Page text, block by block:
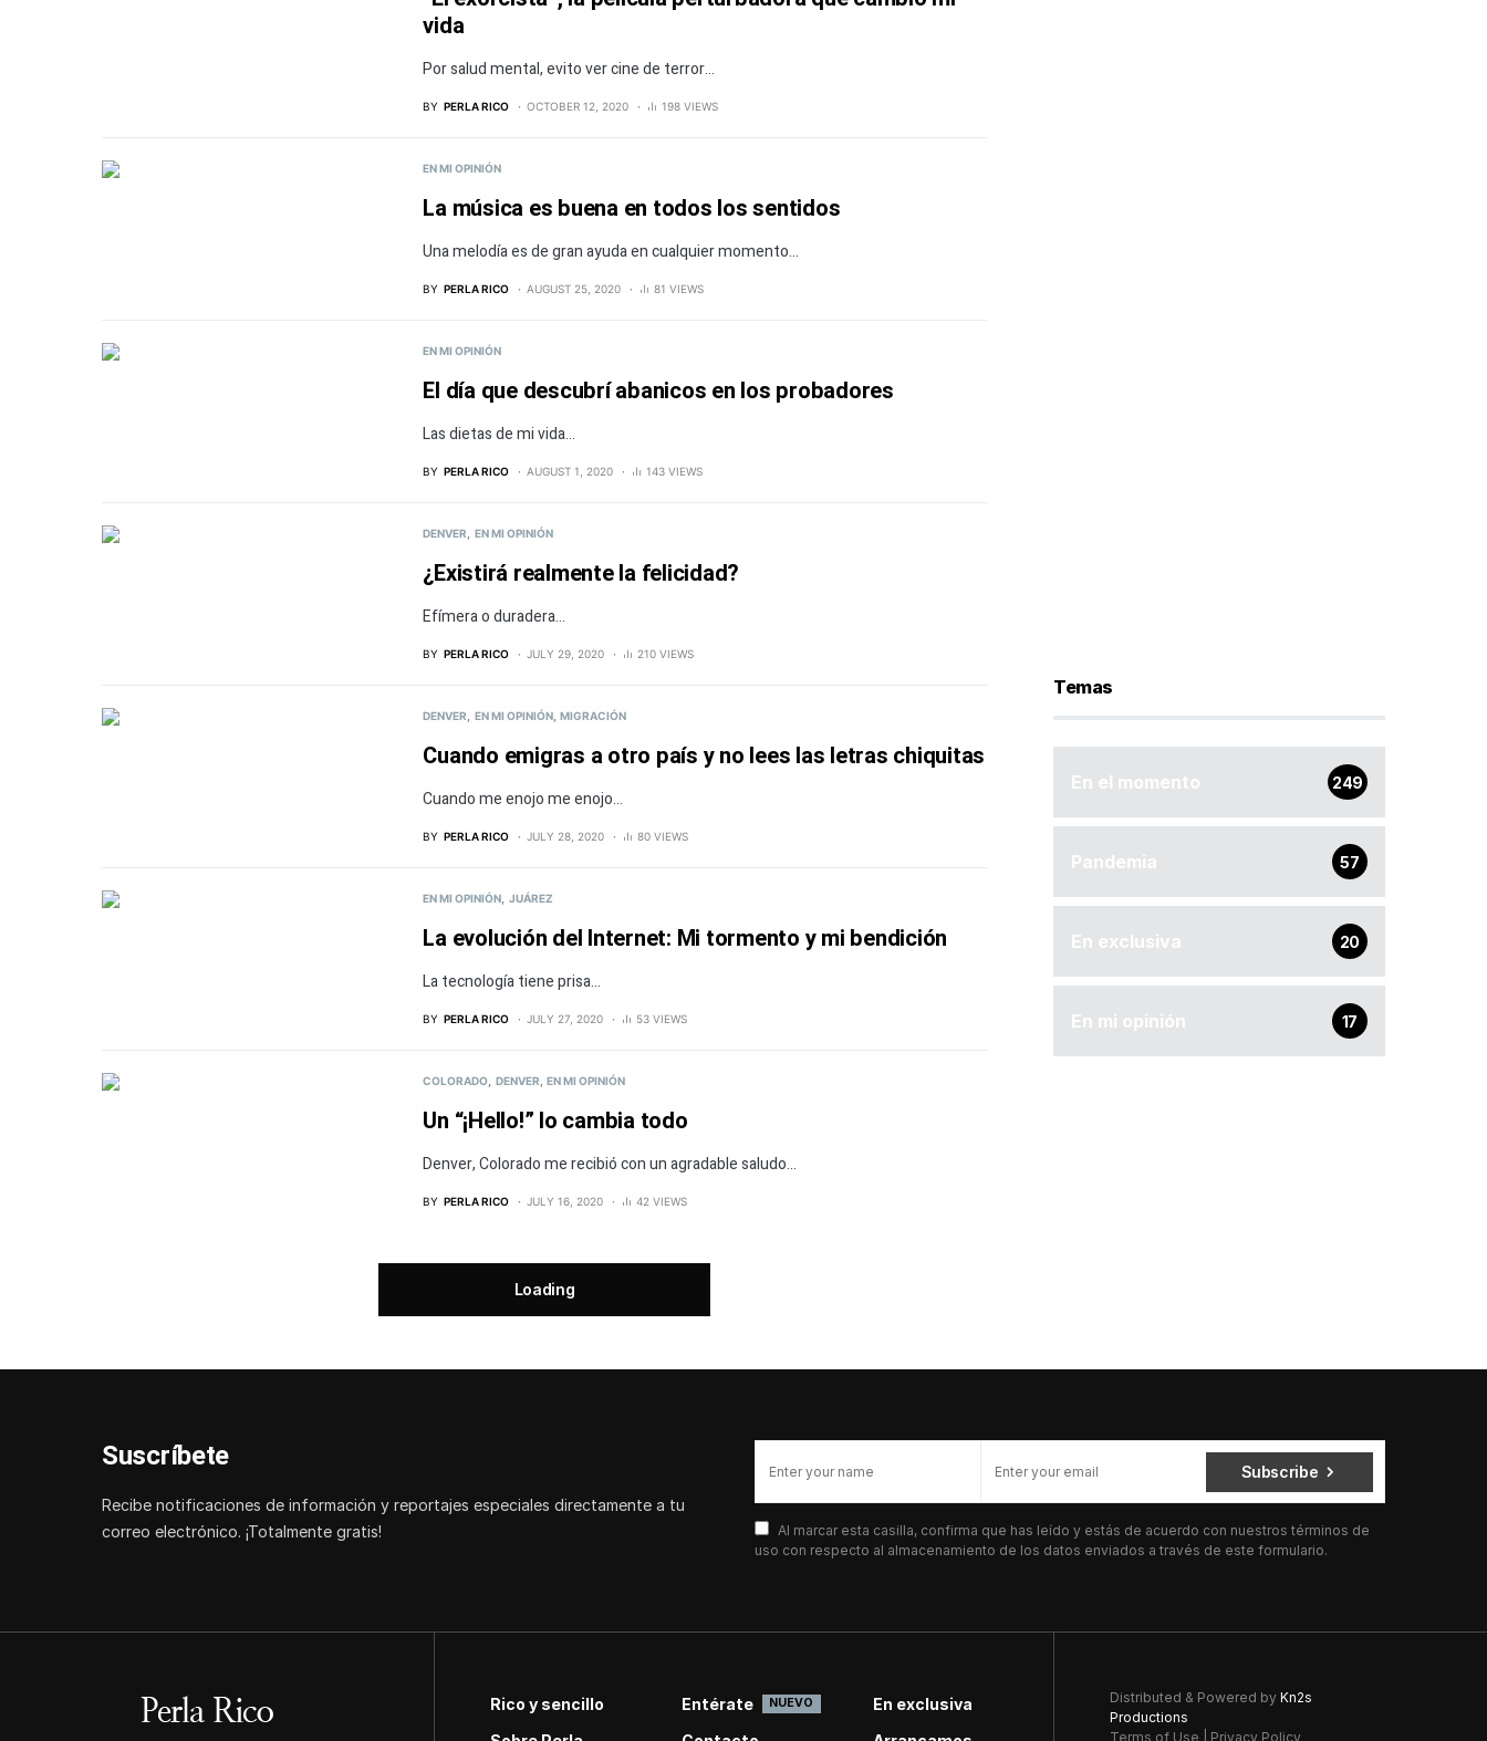
vida
Por salud mental, evito ver cine de terror…
BY PERLA RICO OCTOBER 12, 2020 198 VIEWS
EN MI OPINIÓN
La música es buena en todos los sentidos
Una melodía es de gran ayuda en cualquier momento…
BY PERLA RICO AUGUST 25, 2020 81 VIEWS
EN MI OPINIÓN
El día que descubrí abanicos en los probadores
Las dietas de mi vida…
BY PERLA RICO AUGUST 1, 2020 143 VIEWS
DENVER EN MI OPINIÓN
¿Existirá realmente la felicidad?
Efímera o duradera…
BY PERLA RICO JULY 29, 2020 210 VIEWS
DENVER EN MI OPINIÓN MIGRACIÓN
Cuando emigras a otro país y no lees las letras chiquitas
Cuando me enojo me enojo…
BY PERLA RICO JULY 28, 2020 80 VIEWS
EN MI OPINIÓN JUÁREZ
La evolución del Internet: Mi tormento y mi bendición
La tecnología tiene prisa…
BY PERLA RICO JULY 27, 2020 53 VIEWS
COLORADO DENVER EN MI OPINIÓN
Un “¡Hello!” lo cambia todo
Denver, Colorado me recibió con un agradable saludo…
BY PERLA RICO JULY 16, 2020 42 VIEWS
Loading
Temas
En el momento 249
Pandemia 57
En exclusiva 20
En mi opinión 17
Suscríbete
Recibe notificaciones de información y reportajes especiales directamente a tu
correo electrónico. ¡Totalmente gratis!
Subscribe
Al marcar esta casilla, confirma que has leído y estás de acuerdo con nuestros términos de
uso con respecto al almacenamiento de los datos enviados a través de este formulario.
Rico y sencillo Entérate NUEVO
En exclusiva
Distributed & Powered by Kn2s
Productions
Terms of Use
Privacy Policy